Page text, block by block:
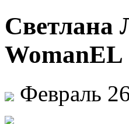
Светлана
WomanEL
Февраль